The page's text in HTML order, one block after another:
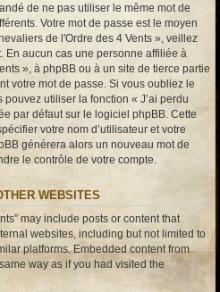
de ne pas utiliser le même mot de
Votre mot de passe est le moyen
de l'Ordre des 4 Vents », veillez
En aucun cas une personne affiliée à
», à phpBB ou à un site de tierce partie
votre mot de passe. Si vous oubliez le
utiliser la fonction « J’ai perdu
par défaut sur le logiciel phpBB. Cette
votre nom d’utilisateur et votre
générera alors un nouveau mot de
le contrôle de votre compte.
WEBSITES
may include posts or content that
websites, including but not limited to
platforms. Embedded content from
way as if you had visited the